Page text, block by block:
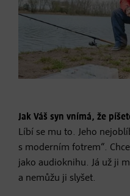
Jak Váš syn vnímá, že
Líbí se mu to. Jeho
s moderním fotrem“.
jako audioknihu. Já už ji
a nemůžu ji slyšet.